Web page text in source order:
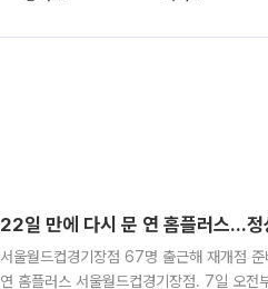
22일 만에 다시 문 연 홈플러스…정
서울월드컵경기장점 67명 출근해 재개점
연 홈플러스 서울월드컵경기장점. 7일 오전